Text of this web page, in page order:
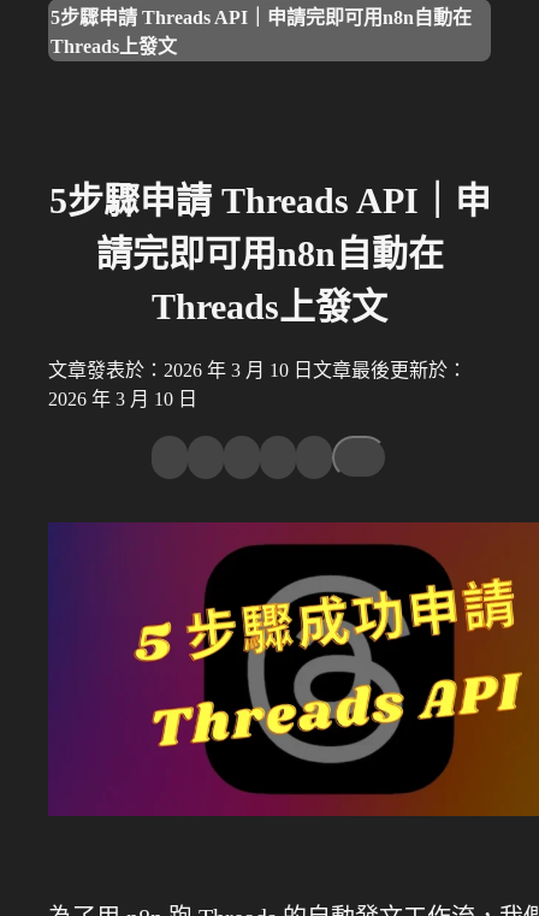
5步驟申請 Threads API｜申請完即可用n8n自動在
Threads上發文
5步驟申請 Threads API｜申
請完即可用n8n自動在
Threads上發文
文章發表於：2026 年 3 月 10 日 文章最後更新於：
2026 年 3 月 10 日